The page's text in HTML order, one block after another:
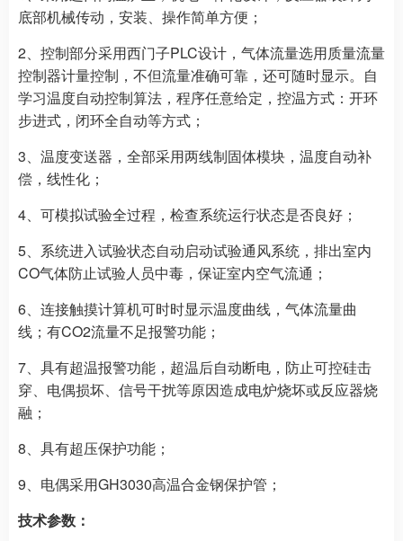
底部机械传动，安装、操作简单方便；
2、控制部分采用西门子PLC设计，气体流量选用质量流量
控制器计量控制，不但流量准确可靠，还可随时显示。自
学习温度自动控制算法，程序任意给定，控温方式：开环
步进式，闭环全自动等方式；
3、温度变送器，全部采用两线制固体模块，温度自动补
偿，线性化；
4、可模拟试验全过程，检查系统运行状态是否良好；
5、系统进入试验状态自动启动试验通风系统，排出室内
CO气体防止试验人员中毒，保证室内空气流通；
6、连接触摸计算机可时时显示温度曲线，气体流量曲
线；有CO2流量不足报警功能；
7、具有超温报警功能，超温后自动断电，防止可控硅击
穿、电偶损坏、信号干扰等原因造成电炉烧坏或反应器烧
融；
8、具有超压保护功能；
9、电偶采用GH3030高温合金钢保护管；
技术参数：